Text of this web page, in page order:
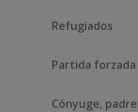
Refugiados
Partida
Cónyuge,